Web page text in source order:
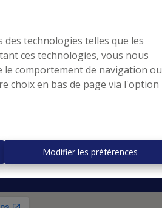
technologies telles que les
ces technologies, vous nous
le comportement de navigation ou
choix en bas de page via l'option
Modifier les préférences
À Vendre